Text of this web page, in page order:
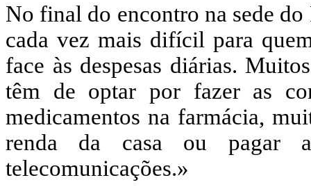
No final do encontro na sede
cada vez mais difícil para
face às despesas diárias.
têm de optar por fazer as
medicamentos na farmácia,
renda da casa ou
telecomunicações.»